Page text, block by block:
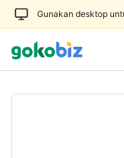
Gunakan desktop